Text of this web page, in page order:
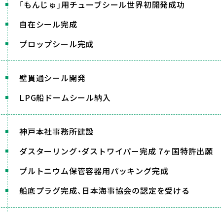
｢もんじゅ｣用チューブシール世界初開発成功
自在シール完成
プロップシール完成
壁貫通シール開発
LPG船ドームシール納入
神戸本社事務所建設
ダスターリング・ダストワイパー完成 7ヶ国特許出願
プルトニウム保管容器用パッキング完成
船底プラグ完成、日本海事協会の認定を受ける